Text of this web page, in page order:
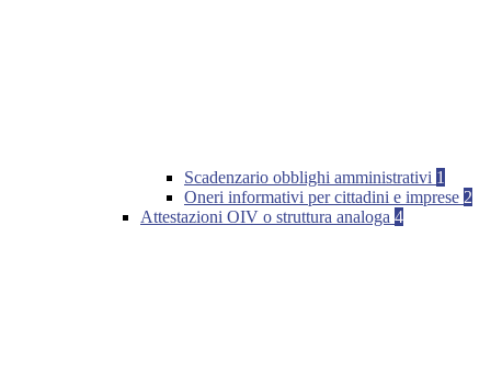
Scadenzario obblighi amministrativi 1
Oneri informativi per cittadini e imprese 2
Attestazioni OIV o struttura analoga 4